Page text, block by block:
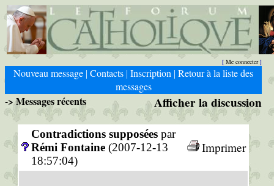
[ Me connecter]
Nouveau message | Contacts | Inscription | Retour à la liste des
messages
-> Messages récents Afficher la discussion
Contradictions supposées par
Rémi Fontaine (2007-12-13
18:57:04)
Imprimer